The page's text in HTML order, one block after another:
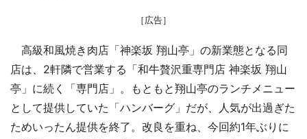
［広告］
高級和風焼き肉店「神楽坂 翔山亭」の新業態となる同
店は、2軒隣で営業する「和牛贅沢重専門店 神楽坂 翔山
亭」に続く「専門店」。もともと翔山亭のランチメニュー
として提供していた「ハンバーグ」だが、人気が出過ぎた
ためいったん提供を終了。改良を重ね、今回約1年ぶりに